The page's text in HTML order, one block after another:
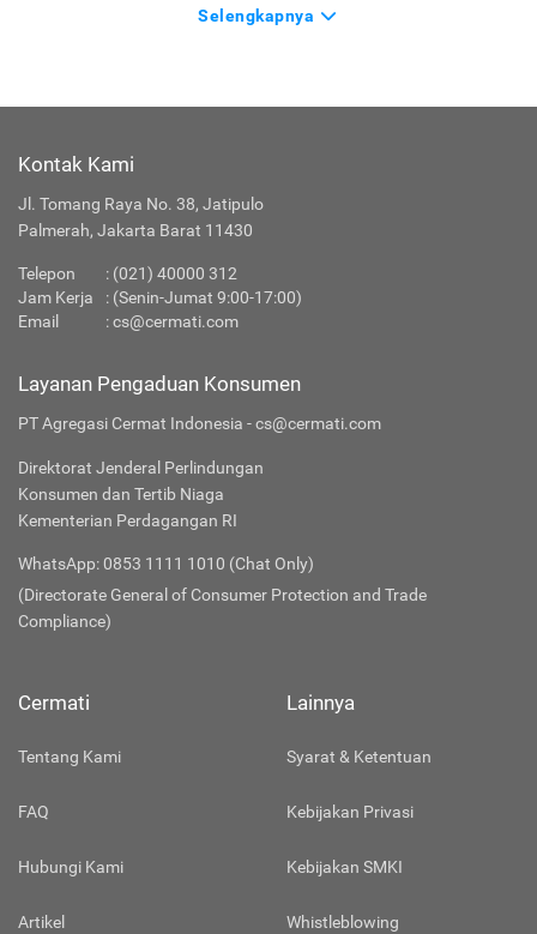
Selengkapnya
Kontak Kami
Jl. Tomang Raya No. 38, Jatipulo
Palmerah, Jakarta Barat 11430
Telepon : (021) 40000 312
Jam Kerja
: (Senin-Jumat 9:00-17:00)
Email
:cs@cermati.com
Layanan Pengaduan Konsumen
PT Agregasi Cermat Indonesia - cs@cermati.com
Direktorat Jenderal Perlindungan
Konsumen dan Tertib Niaga
Kementerian Perdagangan RI
WhatsApp: 0853 1111 1010 (Chat Only)
(Directorate General of Consumer Protection and Trade
Compliance)
Cermati
Tentang Kami
FAQ
Hubungi Kami
Artikel
Lainnya
Syarat & Ketentuan
Kebijakan Privasi
Kebijakan SMKI
Whistleblowing